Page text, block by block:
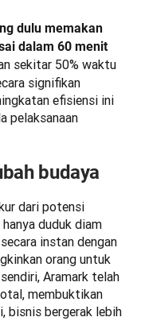
dulu memakan
dalam 60 menit
sekitar 50% waktu
signifikan
efisiensi ini
pelaksanaan
budaya
dari potensi
duduk diam
instan dengan
orang untuk
Aramark telah
membuktikan
bisnis bergerak lebih